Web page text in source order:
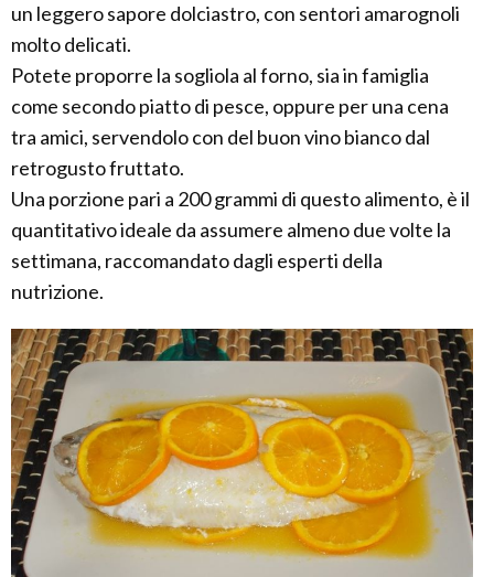
un leggero sapore dolciastro, con sentori amarognoli
molto delicati.
Potete proporre la sogliola al forno, sia in famiglia
come secondo piatto di pesce, oppure per una cena
tra amici, servendolo con del buon vino bianco dal
retrogusto fruttato.
Una porzione pari a 200 grammi di questo alimento, è il
quantitativo ideale da assumere almeno due volte la
settimana, raccomandato dagli esperti della
nutrizione.